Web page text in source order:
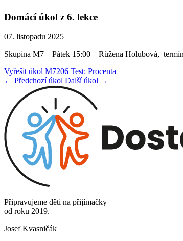
Domácí úkol z 6. lekce
07. listopadu 2025
Skupina M7 – Pátek 15:00 – Růžena Holubová,
Vyřešit úkol M7206 Test: Procenta
← Předchozí úkol Další úkol →
Připravujeme děti na přijímačky
od roku 2019.
Josef Kvasničák